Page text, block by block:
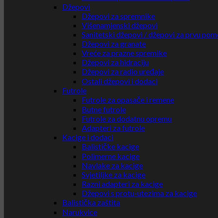
Džepovi
Džepovi za spremnike
Višenamjenski džepovi
Sanitetski džepovi / džepovi za prvu
Džepovi za granate
Vreće za prazne spremike
Džepovi za hidraciju
Džepovi za radio uređaje
Ostali džepovi i dodaci
Futrole
Futrole za opasače i remene
Butne futrole
Futrole za dodatnu opremu
Adapteri za futrole
Kacige i dodaci
Balističke kacige
Polimerne kacige
Navlake za kacige
Svjetiljke za kacige
Razni adapteri za kacige
Džepovi s protu-utezima za kacige
Balistička zaštita
Narukvice